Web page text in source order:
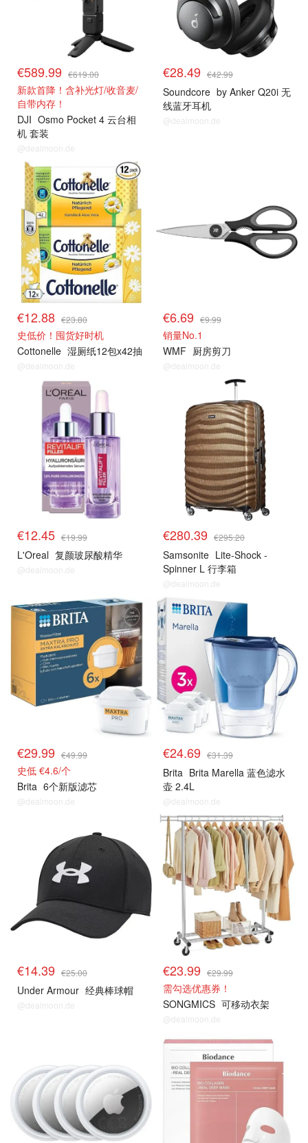
€589.99 €619.00
新款首降！含补光灯/收音麦/
自带内存！
DJI Osmo Pocket 4 云台相
机 套装
@dealmoon.de
€28.49 €42.99
Soundcore by Anker Q20i 无
线蓝牙耳机
@dealmoon.de
€12.88 €23.80
史低价！囤货好时机
Cottonelle 湿厕纸12包x42抽
@dealmoon.de
€6.69 €9.99
销量No.1
WMF 厨房剪刀
@dealmoon.de
€12.45 €19.99
L'Oreal 复颜玻尿酸精华
@dealmoon.de
€280.39 €295.20
Samsonite Lite-Shock -
Spinner L 行李箱
@dealmoon.de
€29.99 €49.99
史低 €4.6/个
Brita 6个新版滤芯
@dealmoon.de
€24.69 €31.39
Brita Brita Marella 蓝色滤水
壶 2.4L
@dealmoon.de
€14.39 €25.00
Under Armour 经典棒球帽
@dealmoon.de
€23.99 €29.99
需勾选优惠券！
SONGMICS 可移动衣架
@dealmoon.de